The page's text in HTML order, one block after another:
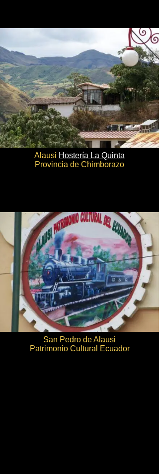
Alausi Hostería La Quinta
Provincia de Chimborazo
San Pedro de Alausi
Patrimonio Cultural Ecuador